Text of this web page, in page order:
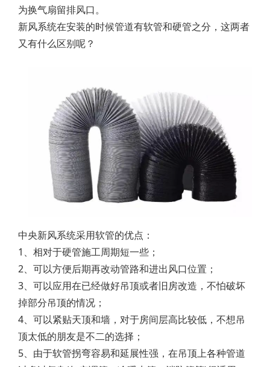
为换气扇留排风口。
新风系统在安装的时候管道有软管和硬管之分，这两者
又有什么区别呢？
中央新风系统采用软管的优点：
1、相对于硬管施工周期短一些；
2、可以方便后期再改动管路和进出风口位置；
3、可以应用在已经做好吊顶或者旧房改造，不怕破坏
掉部分吊顶的情况；
4、可以紧贴天顶和墙，对于房间层高比较低，不想吊
顶太低的朋友是不二的选择；
5、由于软管拐弯容易和延展性强，在吊顶上各种管道